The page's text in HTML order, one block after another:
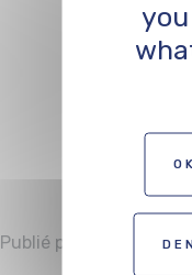
–
Publié par Alexis